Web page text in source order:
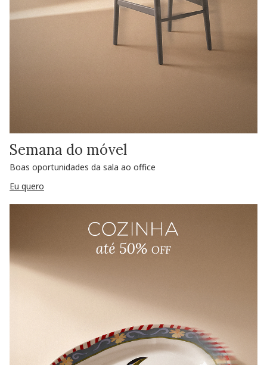
Semana do móvel
Boas oportunidades da sala ao office
Eu quero